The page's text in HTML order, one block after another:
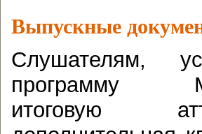
Выпускные
Слушателям,
итоговую